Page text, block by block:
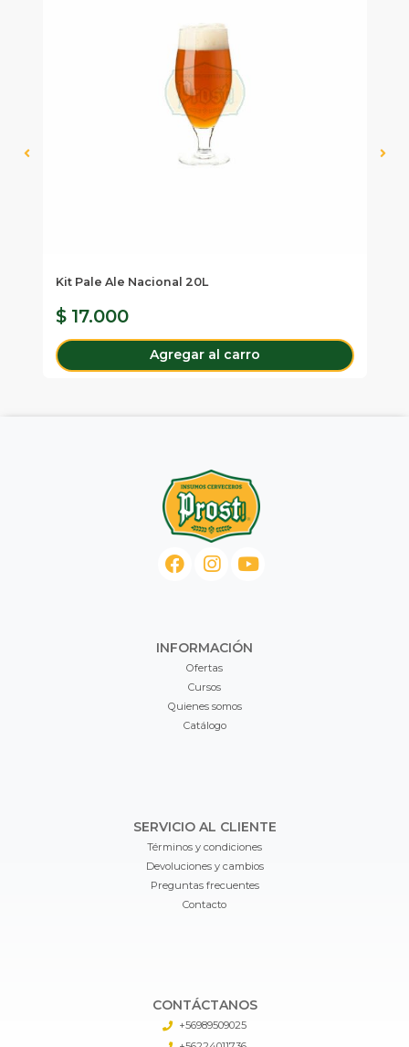
Kit Pale Ale Nacional 20L
$ 17.000
Agregar al carro
INFORMACIÓN
Ofertas
Cursos
Quienes somos
Catálogo
SERVICIO AL CLIENTE
Términos y condiciones
Devoluciones y cambios
Preguntas frecuentes
Contacto
CONTÁCTANOS
+56989509025